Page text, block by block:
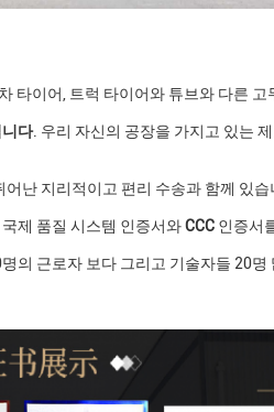
타이어, 트럭 타이어와 튜브와 다른
다. 우리 자신의 공장을 가지고 있는
난 지리적이고 편리 수송과 함께 있습
제 품질 시스템 인증서와CCC 인증서
의 근로자 보다 그리고 기술자들 20